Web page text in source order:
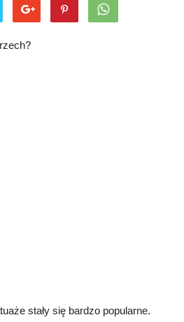
stały się bardzo popularne.